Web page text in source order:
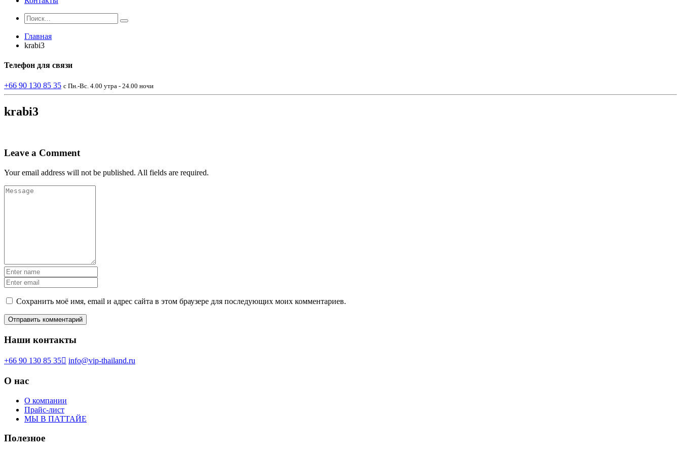
Главная
krabi3
Телефон для связи
+66 90 130 85 35 с Пн.-Вс. 4.00 утра - 24.00 ночи
krabi3
Leave a Comment
Your email address will not be published. All fields are required.
Сохранить моё имя, email и адрес сайта в этом браузере для последующих моих комментариев.
Наши контакты
+66 90 130 85 35 info@vip-thailand.ru
О нас
О компании
Прайс-лист
МЫ В ПАТТАЙЕ
Полезное